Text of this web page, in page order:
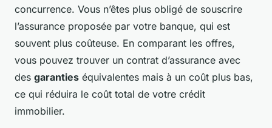
concurrence. Vous n’êtes plus obligé de souscrire
l’assurance proposée par votre banque, qui est
souvent plus coûteuse. En comparant les offres,
vous pouvez trouver un contrat d’assurance avec
des garanties équivalentes mais à un coût plus bas,
ce qui réduira le coût total de votre crédit
immobilier.